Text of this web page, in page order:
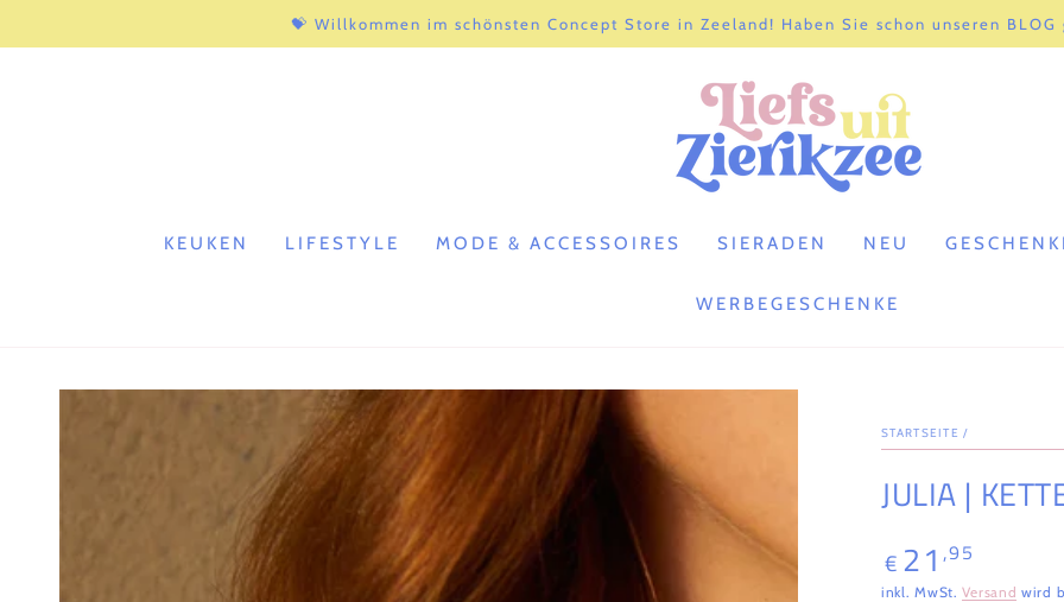
💝 Willkommen im schönsten Concept Store in Zeeland! Haben Sie schon unseren BLOG
KEUKEN LIFESTYLE MODE & ACCESSOIRES SIERADEN NEU
WERBEGESCHENKE
ZU DEN
PRODUKTINFORMATIONEN
STARTSEITE /
JULIA |
Regulärer
Preis
€ 21 ,95
inkl. MwSt.Versand wird